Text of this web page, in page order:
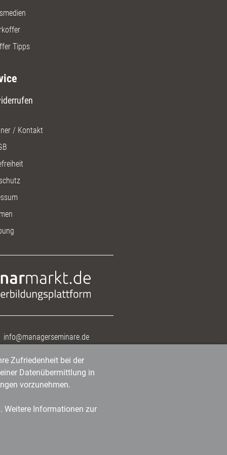
Tipps
/ Kontakt
info@managerseminare.de
Zufriedenheit bei der
Datenübermittlung in
vorzunehmen.
Weitere Informationen zur